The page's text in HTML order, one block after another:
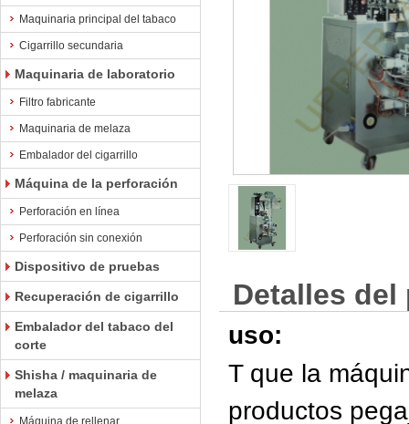
Maquinaria principal del tabaco
Cigarrillo secundaria
Maquinaria de laboratorio
Filtro fabricante
Maquinaria de melaza
Embalador del cigarrillo
Máquina de la perforación
Perforación en línea
Perforación sin conexión
Dispositivo de pruebas
Recuperación de cigarrillo
Embalador del tabaco del
corte
Shisha / maquinaria de
melaza
Máquina de rellenar
Detalles
uso:
T que la
productos